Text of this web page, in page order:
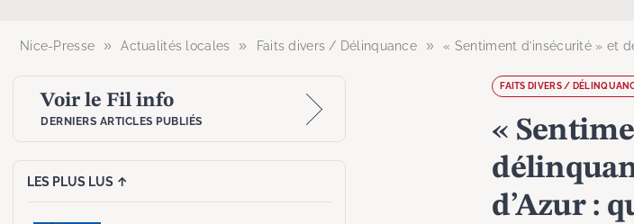
Nice-Presse » Actualités locales » Faits divers / Délinquance » « Sentiment d’insécurité » et
FAITS DIVERS /
«
d’Azur :
Voir le Fil info
DERNIERS ARTICLES PUBLIÉS
LES PLUS LUS ↑